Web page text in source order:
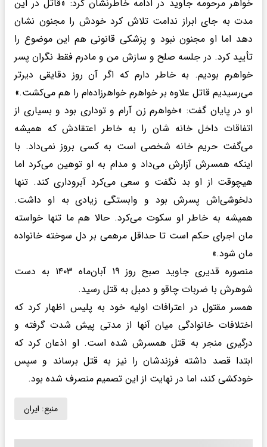
خواهر مرحومه جاوید در ادامه خاطرنشان کرد: «قاتل در این
مدت به جای ابراز ندامت تلاش کرد خودش را مجنون نشان
دهد اما او مجنون نبود و پزشکی قانونی هم این موضوع را
تأیید کرد. در جلسه صلح و سازش من و مادرم فقط نگران پسر
خواهرم بودیم. به خاطر دارم که اگر آن روز دقایقی دیرتر
می‌رسیدیم قاتل علاوه بر خواهرم خواهرزاده‌ام را هم می‌کشت.»
او در پایان گفت: «خواهرم زن آرام و توداری بود و بسیاری از
اتفاقات داخل خانه شان را به خاطر اعتقادش که همیشه
می‌گفت حریم خانه شخصی است به کسی بروز نمی‌داد. با
اینکه همسرش آزارش می‌داد و مدام به او توهین می‌کرد اما
هیچوقت از او بد نگفت و سعی می‌کرد آبرو‌داری کند. تنها
دلخوشی‌اش پسرش بود و وابستگی زیادی به او داشت.
همیشه به خاطر او سکوت می‌کرد. حالا هم ما تنها خواسته
مان اجرای حکم است تا حداقل مرهمی بر دل سوخته خانواده
مان شود.»
منصوره قدیری جاوید صبح روز ۱۹ آبان‌ماه ۱۴۰۳ به دست
شوهرش با ضربات چاقو و دمبل به قتل رسید.
همسر مقتول در اعترافات اولیه خود به پلیس اظهار کرد که
اختلافات خانوادگی میان آنها از مدتی پیش شدت گرفته و
درگیری منجر به قتل همسرش شده است. او اذعان کرد که
ابتدا قصد داشته فرزندشان را نیز به قتل برساند و سپس
خودکشی کند، اما در نهایت از این تصمیم منصرف شده بود.
منبع: ایران